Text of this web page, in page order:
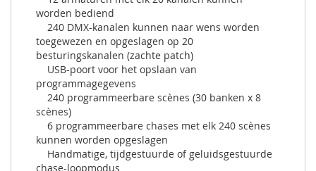
worden bediend
240 DMX-kanalen kunnen naar wens worden
toegewezen en opgeslagen op 20
besturingskanalen (zachte patch)
USB-poort voor het opslaan van
programmagegevens
240 programmeerbare scènes (30 banken x 8
scènes)
6 programmeerbare chases met elk 240 scènes
kunnen worden opgeslagen
Handmatige, tijdgestuurde of geluidsgestuurde
chase-loopmodus